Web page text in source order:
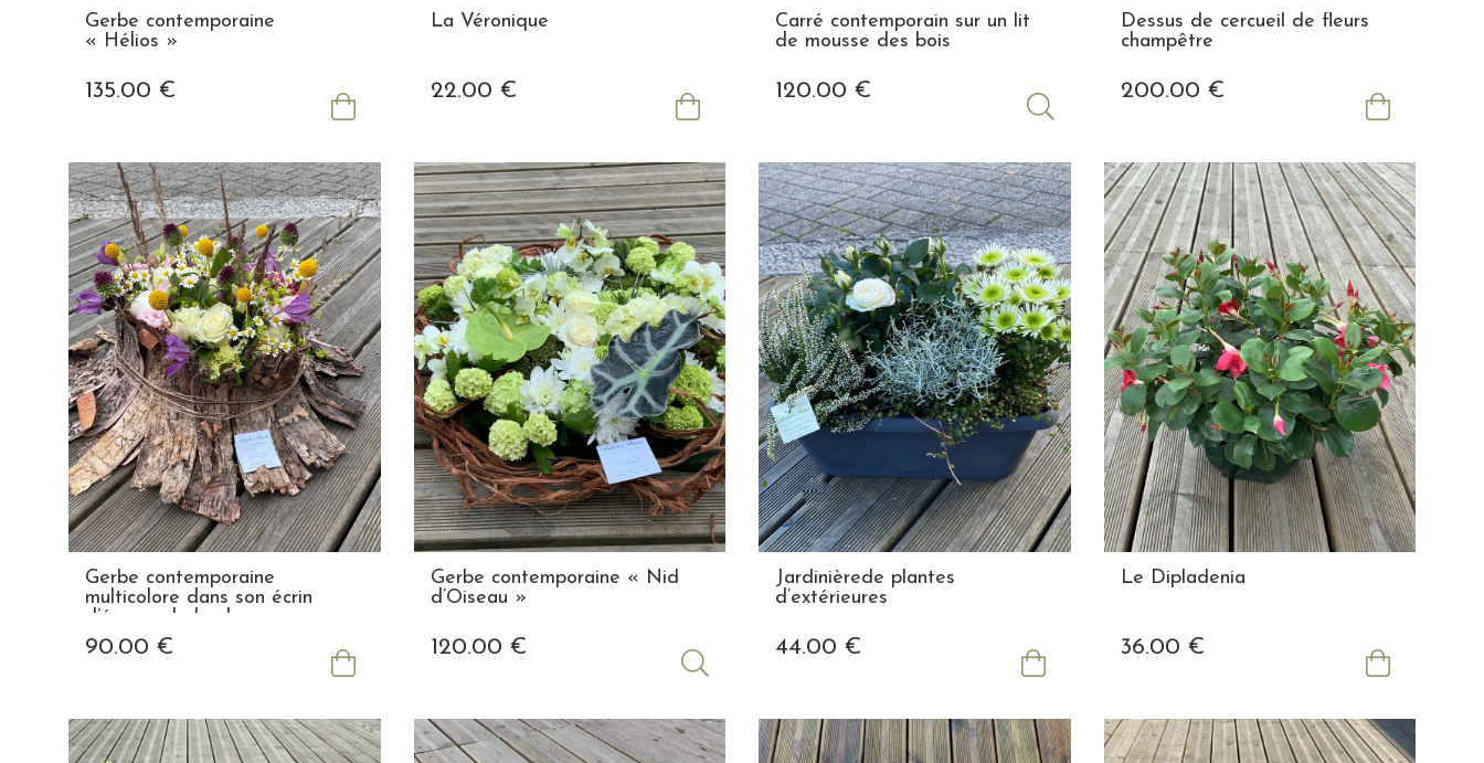
Gerbe contemporaine
« Hélios »
135.00 €
La Véronique
22.00 €
Carré contemporain sur un lit
de mousse des bois
120.00 €
Dessus de cercueil de fleurs
champêtre
200.00 €
Gerbe contemporaine
multicolore dans son écrin
d’écorce de bouleau
90.00 €
Gerbe contemporaine « Nid
d’Oiseau »
120.00 €
Jardinièrede plantes
d’extérieures
44.00 €
Le Dipladenia
36.00 €